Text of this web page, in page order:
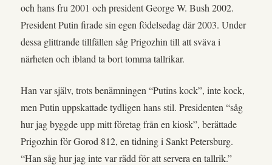
och hans fru 2001 och president George W. Bush 2002.
President Putin firade sin egen födelsedag där 2003. Under
dessa glittrande tillfällen såg Prigozhin till att sväva i
närheten och ibland ta bort tomma tallrikar.
Han var själv, trots benämningen “Putins kock”, inte kock,
men Putin uppskattade tydligen hans stil. Presidenten “såg
hur jag byggde upp mitt företag från en kiosk”, berättade
Prigozhin för Gorod 812, en tidning i Sankt Petersburg.
“Han såg hur jag inte var rädd för att servera en tallrik.”